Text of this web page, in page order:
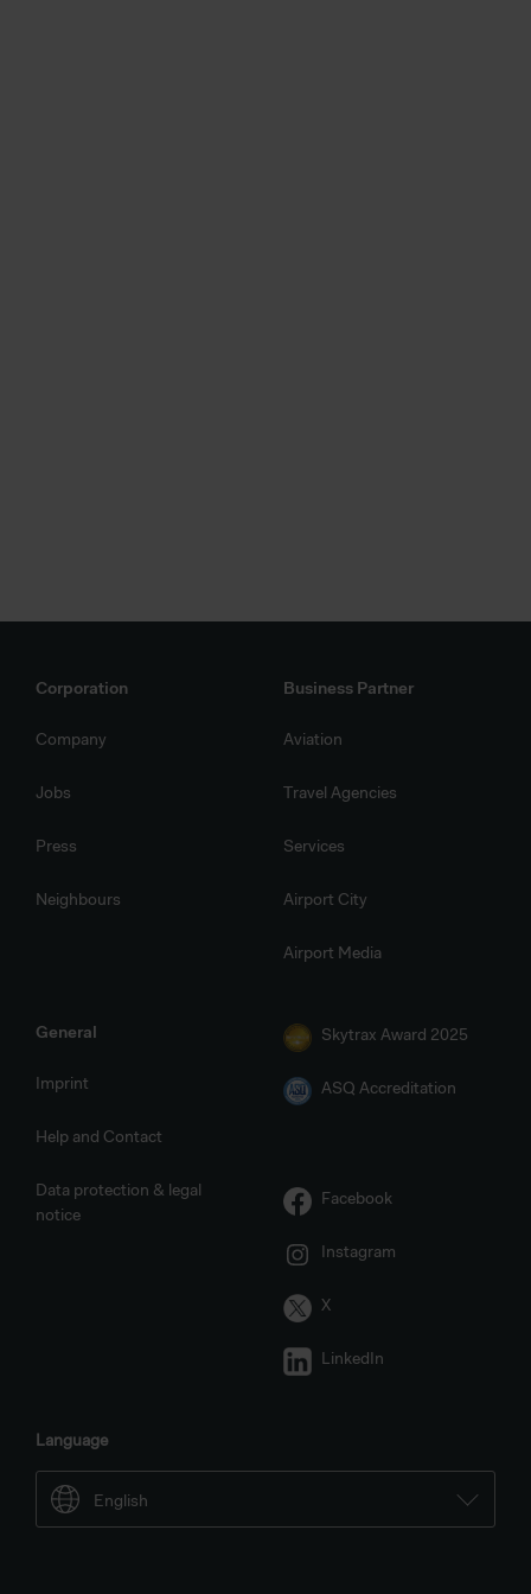
Corporation
Company
Jobs
Press
Neighbours
Business Partner
Aviation
Travel Agencies
Services
Airport City
Airport Media
General
Imprint
Help and Contact
Data protection & legal
notice
Skytrax Award 2025
ASQ Accreditation
Facebook
Instagram
X
LinkedIn
Language
English